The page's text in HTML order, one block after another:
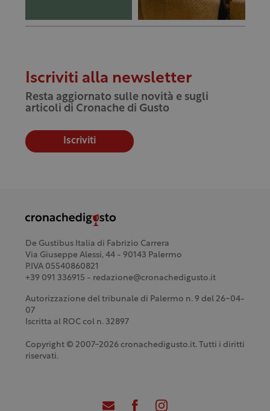
Iscriviti alla newsletter
Resta aggiornato sulle novità e sugli
articoli di Cronache di Gusto
Iscriviti
De Gustibus Italia di Fabrizio Carrera
Via Giuseppe Alessi, 44 - 90143 Palermo
P.IVA 05540860821
+39 091 336915 - redazione@cronachedigusto.it
Autorizzazione del tribunale di Palermo n. 9 del 26-04-
07
Iscritta al ROC col n. 32897
Copyright © 2007-2026 cronachedigusto.it. Tutti i diritti
riservati.